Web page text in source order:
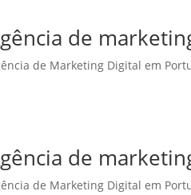
de
de Marketing Digital em
de
de Marketing Digital em